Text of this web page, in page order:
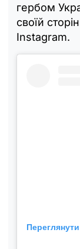
гербом
своїй
Instagram.